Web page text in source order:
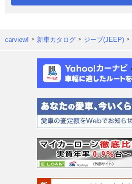
carview! 新車カタログ ジープ(JEEP)